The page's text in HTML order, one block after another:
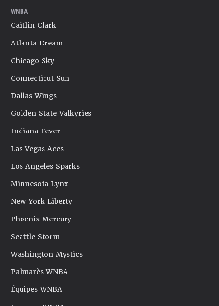
WNBA
Caitlin Clark
Atlanta Dream
Chicago Sky
Connecticut Sun
Dallas Wings
Golden State Valkyries
Indiana Fever
Las Vegas Aces
Los Angeles Sparks
Minnesota Lynx
New York Liberty
Phoenix Mercury
Seattle Storm
Washington Mystics
Palmarès WNBA
Équipes WNBA